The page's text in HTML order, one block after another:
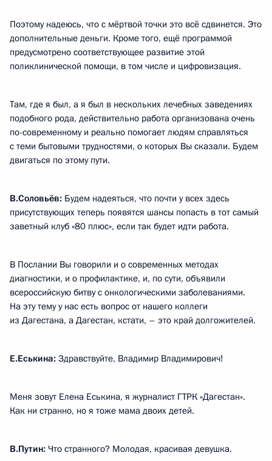
Поэтому надеюсь, что с мёртвой точки это всё сдвинется. Это
дополнительные деньги. Кроме того, ещё программой
предусмотрено соответствующее развитие этой
поликлинической помощи, в том числе и цифровизация.
Там, где я был, а я был в нескольких лечебных заведениях
подобного рода, действительно работа организована очень
по-современному и реально помогает людям справляться
с теми бытовыми трудностями, о которых Вы сказали. Будем
двигаться по этому пути.
В.Соловьёв: Будем надеяться, что почти у всех здесь
присутствующих теперь появятся шансы попасть в тот самый
заветный клуб «80 плюс», если так будет идти работа.
В Послании Вы говорили и о современных методах
диагностики, и о профилактике, и, по сути, объявили
всероссийскую битву с онкологическими заболеваниями.
На эту тему у нас есть вопрос от нашего коллеги
из Дагестана, а Дагестан, кстати, – это край долгожителей.
Е.Еськина: Здравствуйте, Владимир Владимирович!
Меня зовут Елена Еськина, я журналист ГТРК «Дагестан».
Как ни странно, но я тоже мама двоих детей.
В.Путин: Что странного? Молодая, красивая девушка.